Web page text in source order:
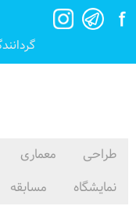
طراحی معماری
نمایشگاه
مسابقه